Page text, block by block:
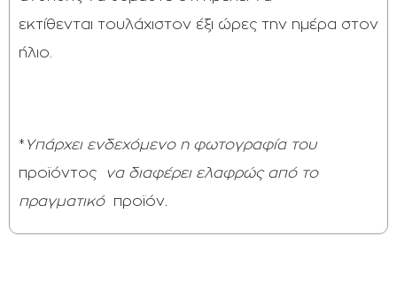
εκτίθενται τουλάχιστον έξι ώρες την ημέρα στον
ήλιο.
* Υπάρχει ενδεχόμενο η φωτογραφία του
προϊόντος
να διαφέρει ελαφρώς από το
πραγματικό
προϊόν